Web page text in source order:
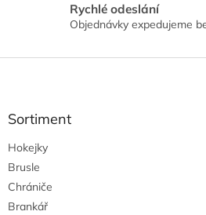
Rychlé odeslání
Objednávky expedujeme
Z
Sortiment
Hokejky
Brusle
Chrániče
Brankář